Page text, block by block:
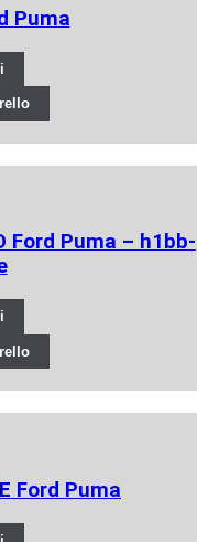
Puma
Ford Puma – h1bb-
Ford Puma